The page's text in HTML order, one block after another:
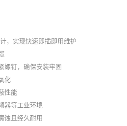
，实现快速即插即用维护
螺钉，确保安装牢固
化
性能
器等工业环境
蚀且经久耐用